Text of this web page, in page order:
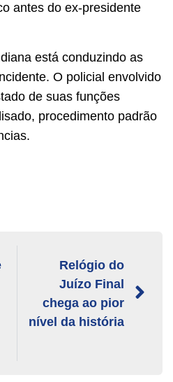
antes do ex-presidente
está conduzindo as
O policial envolvido
de suas funções
procedimento padrão
Relógio do
Juízo Final
chega ao pior
nível da história